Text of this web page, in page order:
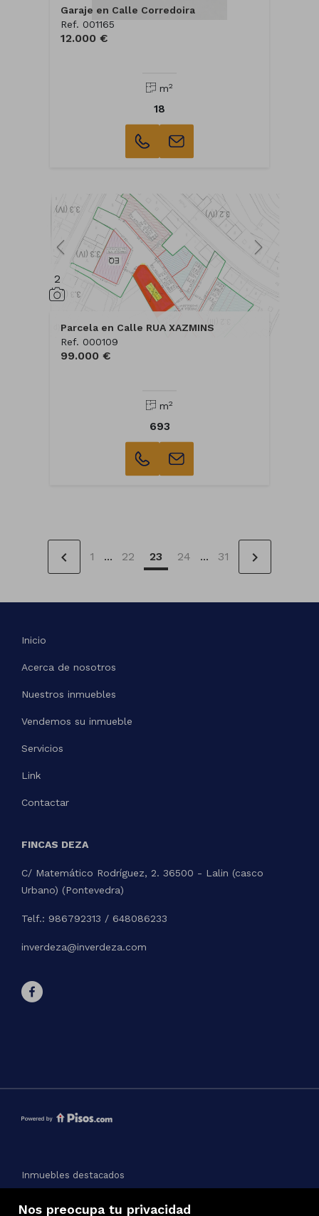
Nos preocupa tu privacidad
Garaje en Calle Corredoira
Ref. 001165
12.000 €
m2
18
2
Parcela en Calle RUA XAZMINS
Ref. 000109
99.000 €
m2
693
chevron_left 1 ... 22 23 24 ... 31 chevron_right
Inicio
Acerca de nosotros
Nuestros inmuebles
Vendemos su inmueble
Servicios
Link
Contactar
FINCAS DEZA
C/ Matemático Rodríguez, 2. 36500 - Lalin (casco
Urbano) (Pontevedra)
Telf.: 986792313 / 648086233
inverdeza@inverdeza.com
Inmuebles destacados
Aviso legal